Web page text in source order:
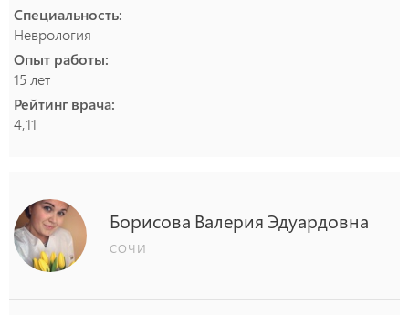
Специальность:
Неврология
Опыт работы:
15 лет
Рейтинг врача:
4,11
Борисова Валерия Эдуардовна
СОЧИ